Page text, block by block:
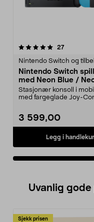
27
Nintendo Switch og
Nintendo Switch
med Neon Blue /
Joy-Con
Stasjonær konsoll i
med fargeglade Joy-
3 599,00
Legg i
5.0av 5 stjerner
Uvanlig
Sjekk prisen